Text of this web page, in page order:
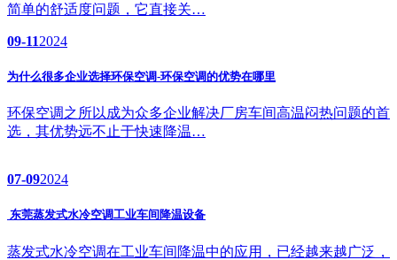
简单的舒适度问题，它直接关…
09-112024
为什么很多企业选择环保空调-环保空调的优势在哪里
环保空调之所以成为众多企业解决厂房车间高温闷热问题的首
选，其优势远不止于快速降温…
07-092024
东莞蒸发式水冷空调工业车间降温设备
蒸发式水冷空调在工业车间降温中的应用，已经越来越广泛，